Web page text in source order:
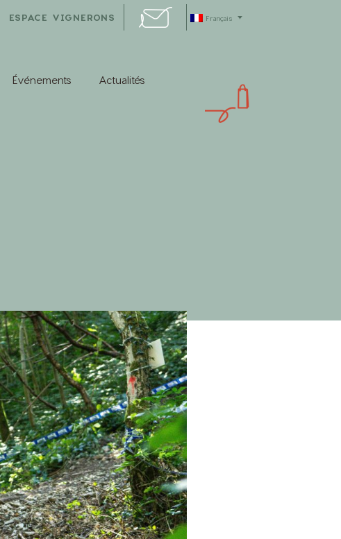
Français
ESPACE VIGNERONS
Événements Actualités